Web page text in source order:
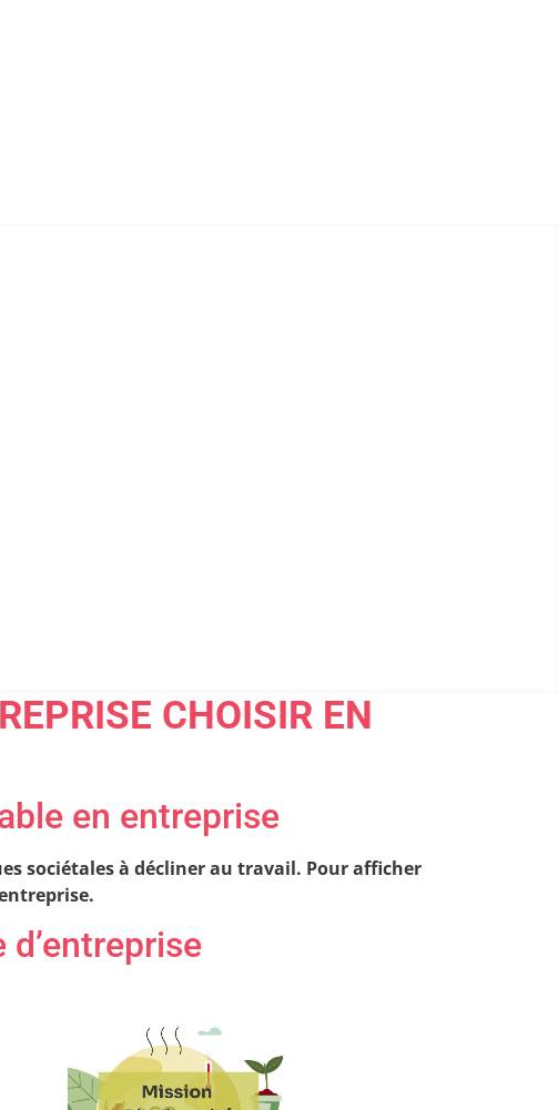
CHOISIR EN
en entreprise
sociétales à décliner au travail. Pour afficher